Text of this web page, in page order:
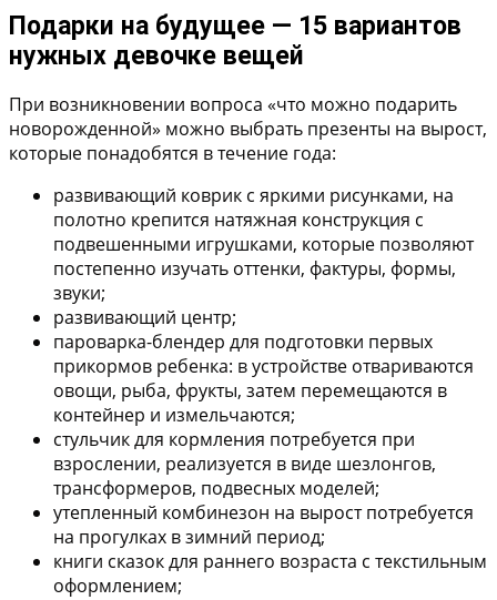
Подарки на будущее — 15 вариантов
нужных девочке вещей
При возникновении вопроса «что можно подарить
новорожденной» можно выбрать презенты на вырост,
которые понадобятся в течение года:
развивающий коврик с яркими рисунками, на
полотно крепится натяжная конструкция с
подвешенными игрушками, которые позволяют
постепенно изучать оттенки, фактуры, формы,
звуки;
развивающий центр;
пароварка-блендер для подготовки первых
прикормов ребенка: в устройстве отвариваются
овощи, рыба, фрукты, затем перемещаются в
контейнер и измельчаются;
стульчик для кормления потребуется при
взрослении, реализуется в виде шезлонгов,
трансформеров, подвесных моделей;
утепленный комбинезон на вырост потребуется
на прогулках в зимний период;
книги сказокдля раннего возраста с текстильным
оформлением;